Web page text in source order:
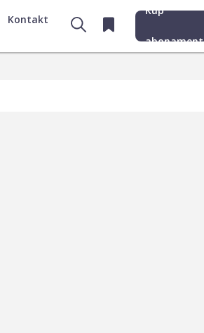
Kontakt
Kup
abonament